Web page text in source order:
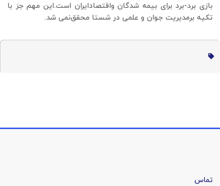
بازی برد-برد برای بیمه شدگان و‌اقتصادایران است.این مهم جز با‌
تکیه برمدیریت جوان و علمی در شستا محقق‌نمی شد.
تماس